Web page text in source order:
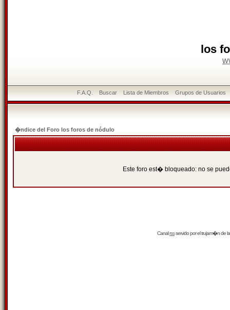
los
F.A.Q. Buscar Lista de Miembros Grupos de Usuarios
�ndice del Foro los foros de nódulo
Este foro est� bloqueado: no se
Canalrssservido por eltrujam�nde